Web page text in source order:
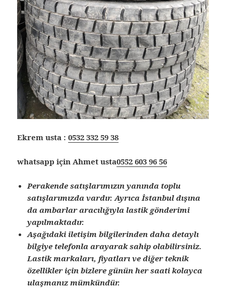
Ekrem usta :0532 332 59 38
whatsapp için Ahmet usta0552 603 96 56
Perakende satışlarımızın yanında toplu
satışlarımızda vardır. Ayrıca İstanbul dışına
da ambarlar aracılığıyla lastik gönderimi
yapılmaktadır.
Aşağıdaki iletişim bilgilerinden daha detaylı
bilgiye telefonla arayarak sahip olabilirsiniz.
Lastik markaları, fiyatları ve diğer teknik
özellikler için bizlere günün her saati kolayca
ulaşmanız mümkündür.